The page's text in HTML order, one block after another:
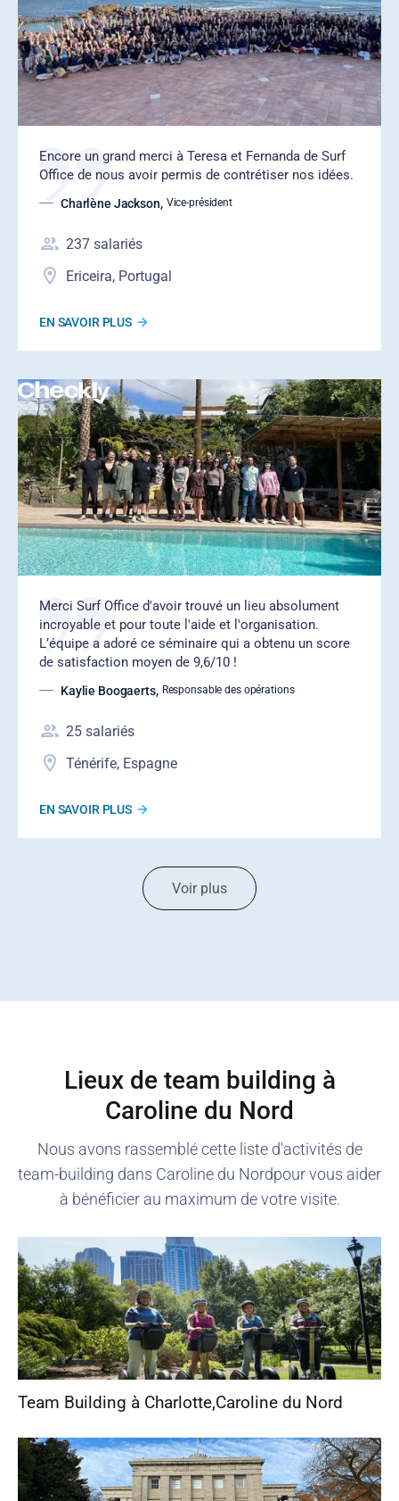
Encore un grand merci à Teresa et Fernanda de Surf
Office de nous avoir permis de contrétiser nos idées.
Charlène Jackson, Vice-président
237 salariés
Ericeira, Portugal
EN SAVOIR PLUS
‍Merci Surf Office d'avoir trouvé un lieu absolument
incroyable et pour toute l'aide et l'organisation.
L’équipe a adoré ce séminaire qui a obtenu un score
de satisfaction moyen de 9,6/10 !
Kaylie Boogaerts, Responsable des opérations
25 salariés
Ténérife, Espagne
EN SAVOIR PLUS
Voir plus
Lieux de team building à
Caroline du Nord
Nous avons rassemblé cette liste d'activités de
team-building dans Caroline du Nordpour vous aider
à bénéficier au maximum de votre visite.
Team Building à Charlotte,Caroline du Nord